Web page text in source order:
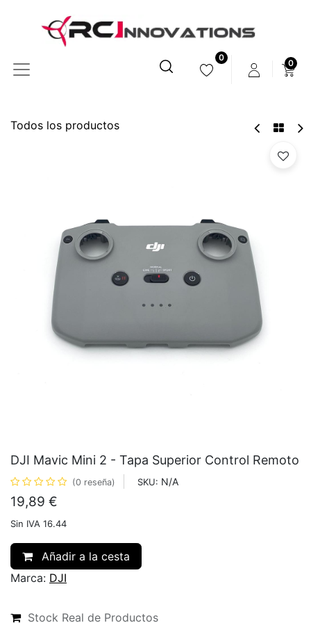
0
0
Todos los productos
DJI Mavic Mini 2 - Tapa Superior Control Remoto
(0 reseña) SKU: N/A
19,89 €
Sin IVA 16.44
Añadir a la cesta
Marca: DJI
Stock Real de Productos